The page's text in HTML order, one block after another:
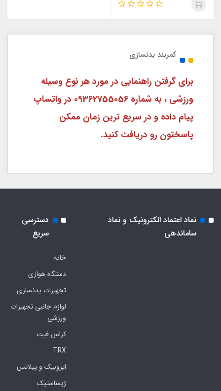
کمربند بدنسازی
برای گرفتن راهنمایی در مورد هر نوع وسیله
ورزشی ، به شماره 09362755056 در واتساپ
پیام داده و در سریع ترین زمان ممکن
پاسختون رو دریافت کنید.
نماد اعتماد الکترونیک و نماد
ساماندهی
دسترسی
سریع
خانه
دستگاه هوازی
تجهیزات بدنسازی
لوازم جانبی تجهیزات
ورزشی
کراس فیت
TRX
ایروبیک و پیلاتس
ژیمناستیک